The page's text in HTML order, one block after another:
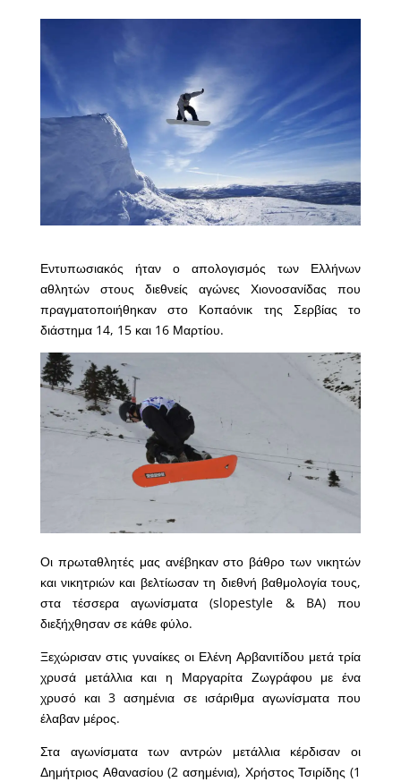
Εντυπωσιακός ήταν ο απολογισμός των Ελλήνων
αθλητών στους διεθνείς αγώνες Χιονοσανίδας που
πραγματοποιήθηκαν στο Κοπαόνικ της Σερβίας το
διάστημα 14, 15 και 16 Μαρτίου.
Οι πρωταθλητές μας ανέβηκαν στο βάθρο των νικητών
και νικητριών και βελτίωσαν τη διεθνή βαθμολογία τους,
στα τέσσερα αγωνίσματα (slopestyle & BA) που
διεξήχθησαν σε κάθε φύλο.
Ξεχώρισαν στις γυναίκες οι Ελένη Αρβανιτίδου μετά τρία
χρυσά μετάλλια και η Μαργαρίτα Ζωγράφου με ένα
χρυσό και 3 ασημένια σε ισάριθμα αγωνίσματα που
έλαβαν μέρος.
Στα αγωνίσματα των αντρών μετάλλια κέρδισαν οι
Δημήτριος Αθανασίου (2 ασημένια), Χρήστος Τσιρίδης (1